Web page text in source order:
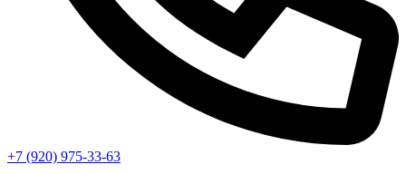
+7 (920) 975-33-63